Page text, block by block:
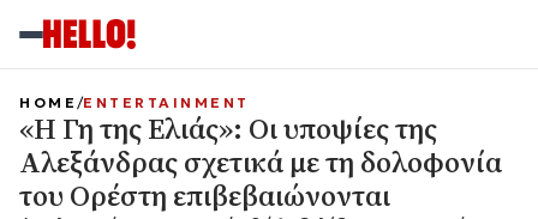
HOME ENTERTAINMENT
«Η Γη της Ελιάς»: Οι υποψίες της
Αλεξάνδρας σχετικά με τη δολοφονία
του Ορέστη επιβεβαιώνονται